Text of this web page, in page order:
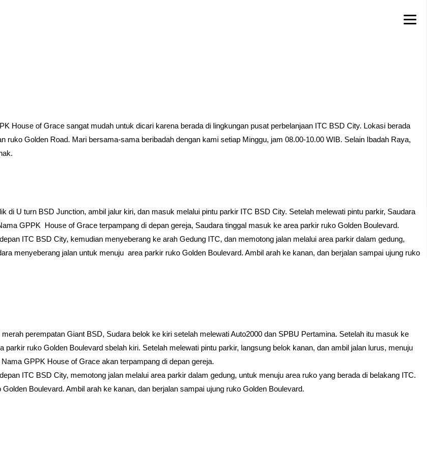
House of Grace sangat mudah untuk dicari karena berada di lingkungan pusat perbelanjaan ITC BSD City. Lokasi berada
ruko Golden Road. Mari bersama-sama beribadah dengan kami setiap Minggu, jam 08.00-10.00 WIB. Selain Ibadah Raya,
di U turn BSD Junction, ambil jalur kiri, dan masuk melalui pintu parkir ITC BSD City. Setelah melewati pintu parkir, Saudara
GPPK House of Grace terpampang di depan gereja, Saudara tinggal masuk ke area parkir ruko Golden Boulevard.
ITC BSD City, kemudian menyeberang ke arah Gedung ITC, dan memotong jalan melalui area parkir dalam gedung,
menyeberang jalan untuk menuju area parkir ruko Golden Boulevard. Ambil arah ke kanan, dan berjalan sampai ujung ruko
perempatan Giant BSD, Sudara belok ke kiri setelah melewati Auto2000 dan SPBU Pertamina. Setelah itu masuk ke
ruko Golden Boulevard sbelah kiri. Setelah melewati pintu parkir, langsung belok kanan, dan ambil jalan lurus, menuju
GPPK House of Grace akan terpampang di depan gereja.
ITC BSD City, memotong jalan melalui area parkir dalam gedung, untuk menuju area ruko yang berada di belakang ITC.
Boulevard. Ambil arah ke kanan, dan berjalan sampai ujung ruko Golden Boulevard.